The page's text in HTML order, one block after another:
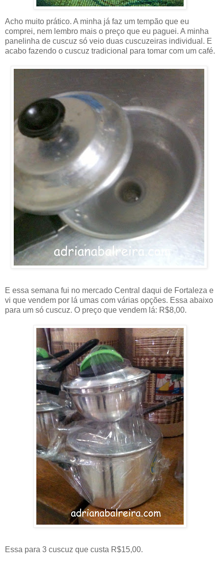
Acho muito prático. A minha já faz um tempão que eu
comprei, nem lembro mais o preço que eu paguei. A minha
panelinha de cuscuz só veio duas cuscuzeiras individual. E
acabo fazendo o cuscuz tradicional para tomar com um café.
E essa semana fui no mercado Central daqui de Fortaleza e
vi que vendem por lá umas com várias opções. Essa abaixo
para um só cuscuz. O preço que vendem lá: R$8,00.
Essa para 3 cuscuz que custa R$15,00.